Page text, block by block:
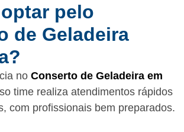
pelo
de Geladeira
no Conserto de Geladeira em
time realiza atendimentos rápidos
com profissionais bem preparados.